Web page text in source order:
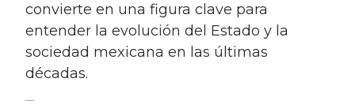
convierte en una figura clave para
entender la evolución del Estado y la
sociedad mexicana en las últimas
décadas.